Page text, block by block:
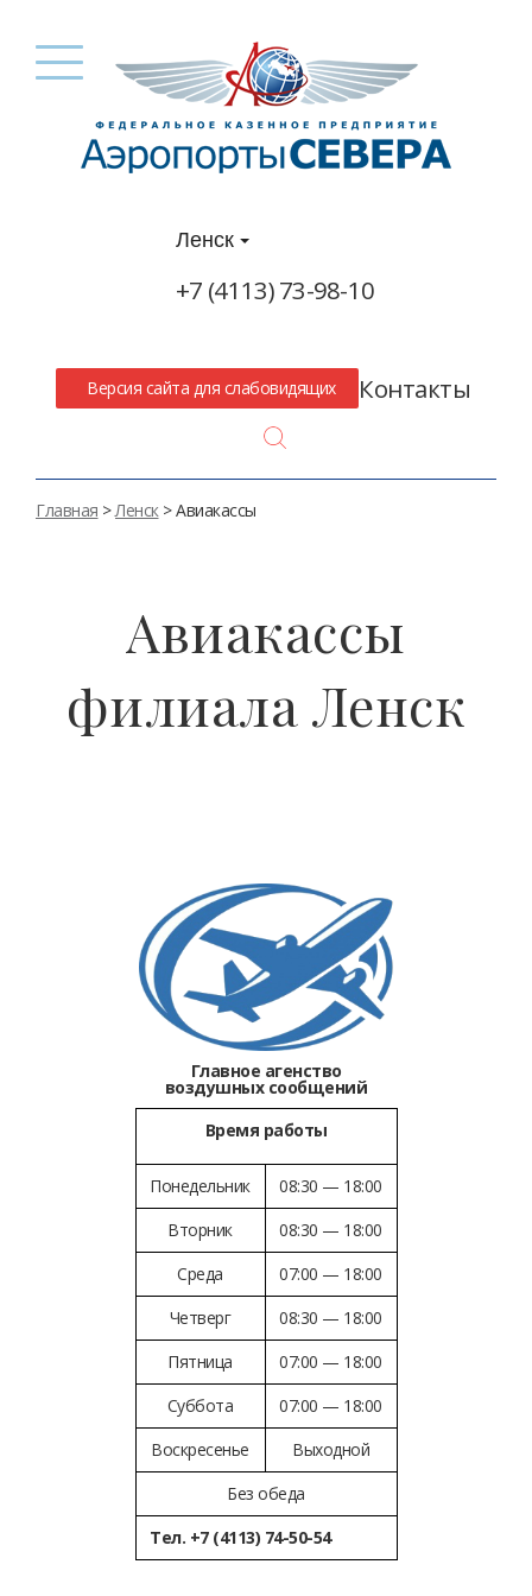
Ленск
+7 (4113) 73-98-10
Версия сайта для слабовидящих Контакты
Главная >Ленск> Авиакассы
Авиакассы
филиала Ленск
Главное агенство
воздушных сообщений
Время работы
Понедельник
08:30 — 18:00
Вторник
08:30 — 18:00
Среда
07:00 — 18:00
Четверг
08:30 — 18:00
Пятница
07:00 — 18:00
Суббота
07:00 — 18:00
Воскресенье
Выходной
Без обеда
Тел. +7 (4113) 74-50-54